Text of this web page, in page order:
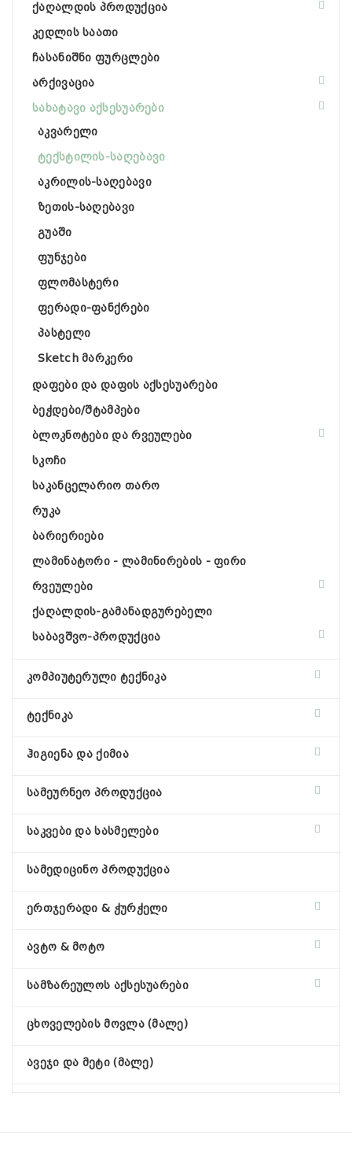
ქაღალდის პროდუქცია
კედლის საათი
ჩასანიშნი ფურცლები
არქივაცია
სახატავი აქსესუარები
აკვარელი
ტექსტილის-საღებავი
აკრილის-საღებავი
ზეთის-საღებავი
გუაში
ფუნჯები
ფლომასტერი
ფერადი-ფანქრები
პასტელი
Sketch მარკერი
დაფები და დაფის აქსესუარები
ბეჭდები/შტამპები
ბლოკნოტები და რვეულები
სკოჩი
საკანცელარიო თარო
რუკა
ბარიერიები
ლამინატორი - ლამინირების - ფირი
რვეულები
ქაღალდის-გამანადგურებელი
საბავშვო-პროდუქცია
კომპიუტერული ტექნიკა
ტექნიკა
ჰიგიენა და ქიმია
სამეურნეო პროდუქცია
საკვები და სასმელები
სამედიცინო პროდუქცია
ერთჯერადი & ჭურჭელი
ავტო & მოტო
სამზარეულოს აქსესუარები
ცხოველების მოვლა (მალე)
ავეჯი და მეტი (მალე)